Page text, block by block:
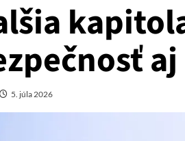
5. júla 2026